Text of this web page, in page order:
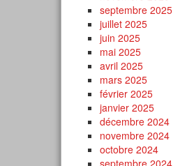
septembre 2025
juillet 2025
juin 2025
mai 2025
avril 2025
mars 2025
février 2025
janvier 2025
décembre 2024
novembre 2024
octobre 2024
septembre 2024